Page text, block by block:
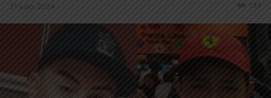
31 julio, 2024 134